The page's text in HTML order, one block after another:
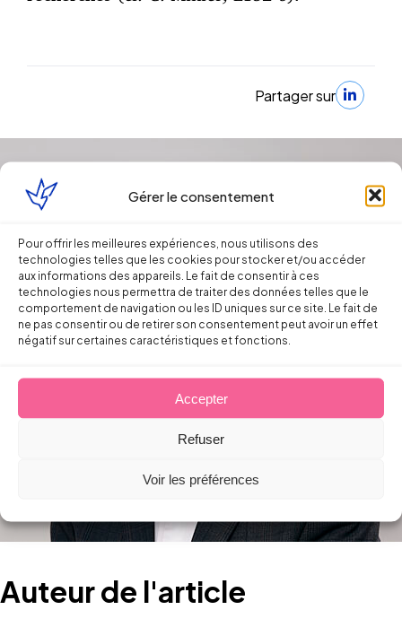
Gérer le consentement
Pour offrir les meilleures expériences, nous utilisons des
technologies telles que les cookies pour stocker et/ou accéder
aux informations des appareils. Le fait de consentir à ces
technologies nous permettra de traiter des données telles que le
comportement de navigation ou les ID uniques sur ce site. Le fait de
ne pas consentir ou de retirer son consentement peut avoir un effet
négatif sur certaines caractéristiques et fonctions.
Accepter
Refuser
Voir les préférences
Partager sur
Auteur de l'article